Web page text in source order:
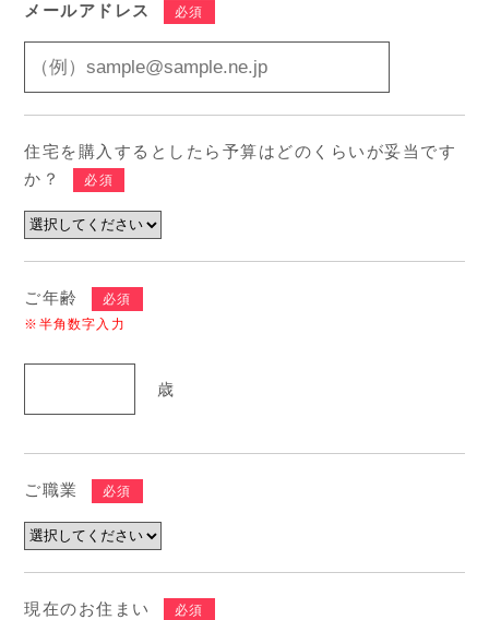
メールアドレス 必須
住宅を購入するとしたら予算はどのくらいが妥当です
か？
必須
ご年齢
必須
※半角数字入力
歳
ご職業 必須
現在のお住まい 必須